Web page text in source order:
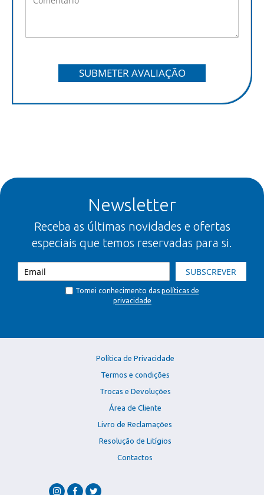
SUBMETER AVALIAÇÃO
Newsletter
Receba as últimas novidades e ofertas
especiais que temos reservadas para si.
SUBSCREVER
Tomei conhecimento das políticas de
privacidade
Política de Privacidade
Termos e condições
Trocas e Devoluções
Área de Cliente
Livro de Reclamações
Resolução de Litígios
Contactos